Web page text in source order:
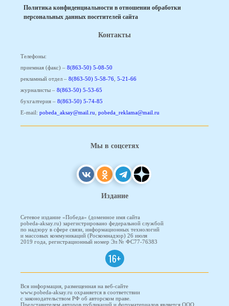
Политика конфиденциальности в отношении обработки
персональных данных посетителей сайта
Контакты
Телефоны:
приемная (факс) – 8(863-50) 5-08-50
рекламный отдел – 8(863-50) 5-58-76, 5-21-66
журналисты – 8(863-50) 5-53-65
бухгалтерия – 8(863-50) 5-74-85
E-mail: pobeda_aksay@mail.ru, pobeda_reklama@mail.ru
Мы в соцсетях
Издание
Сетевое издание «Победа» (доменное имя сайта
pobeda-aksay.ru) зарегистрировано федеральной службой
по надзору в сфере связи, информационных технологий
и массовых коммуникаций (Роскомнадзор) 26 июля
2019 года, регистрационный номер Эл № ФС77-76383
16+
Вся информация, размещенная на веб-сайте
www.pobeda-aksay.ru охраняется в соответствии
с законодательством РФ об авторском праве.
Представителем авторов публикаций и фотоматериалов является ООО